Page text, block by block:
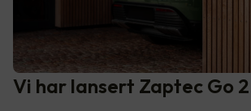
Vi har lansert Zaptec Go 2